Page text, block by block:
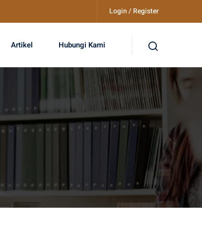
Login / Register
Artikel Hubungi Kami